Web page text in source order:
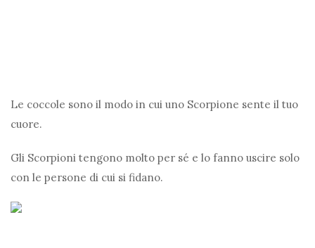
Le coccole sono il modo in cui uno Scorpione sente il tuo
cuore.
Gli Scorpioni tengono molto per sé e lo fanno uscire solo
con le persone di cui si fidano.